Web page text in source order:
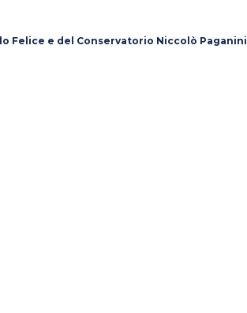
Felice e del Conservatorio Niccolò Paganini